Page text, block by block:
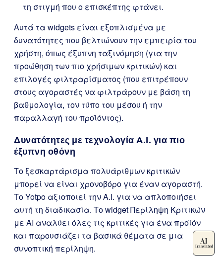
τη στιγμή που ο επισκέπτης φτάνει.
Αυτά τα widgets είναι εξοπλισμένα με
δυνατότητες που βελτιώνουν την εμπειρία του
χρήστη, όπως έξυπνη ταξινόμηση (για την
προώθηση των πιο χρήσιμων κριτικών) και
επιλογές φιλτραρίσματος (που επιτρέπουν
στους αγοραστές να φιλτράρουν με βάση τη
βαθμολογία, τον τύπο του μέσου ή την
παραλλαγή του προϊόντος).
Δυνατότητες με τεχνολογία A.I. για πιο
έξυπνη οθόνη
Το ξεσκαρτάρισμα πολυάριθμων κριτικών
μπορεί να είναι χρονοβόρο για έναν αγοραστή.
Το Yotpo αξιοποιεί την A.I. για να απλοποιήσει
αυτή τη διαδικασία. Το widget Περίληψη Κριτικών
με AI αναλύει όλες τις κριτικές για ένα προϊόν
και παρουσιάζει τα βασικά θέματα σε μια
συνοπτική περίληψη.